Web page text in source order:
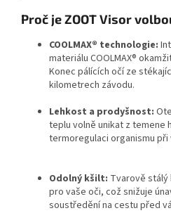
Proč je ZOOT Visor
COOLMAX® technologie:
materiálu COOLMAX®
Konec pálících očí ze
kilometrech závodu.
Lehkost a prodyšnost:
teplu volně unikat z temene
termoregulaci organismu
Odolný kšilt: Tvarově
pro vaše oči, což snižuje
soustředění na cestu před